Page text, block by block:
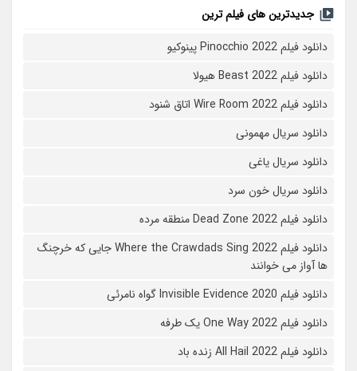
جدیدترین های فیلم ترین
دانلود فیلم Pinocchio 2022 پینوکیو
دانلود فیلم Beast 2022 هیولا
دانلود فیلم Wire Room 2022 اتاق شنود
دانلود سریال مهمونی
دانلود سریال یاغی
دانلود سریال خون سرد
دانلود فیلم 2022 Dead Zone منطقه مرده
دانلود فیلم Where the Crawdads Sing 2022 جایی که خرچنگ
ها آواز می خوانند
دانلود فیلم 2020 Invisible Evidence گواه نامرئی
دانلود فیلم One Way 2022 یک طرفه
دانلود فیلم All Hail 2022 زنده باد